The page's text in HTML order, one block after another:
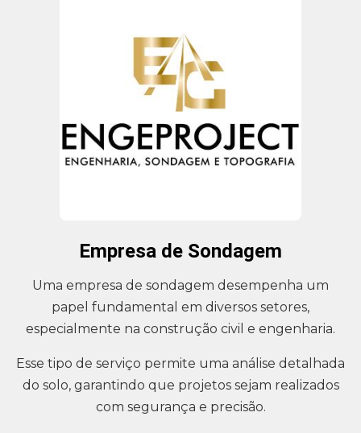
Empresa de Sondagem
Uma empresa de sondagem desempenha um
papel fundamental em diversos setores,
especialmente na construção civil e engenharia.
Esse tipo de serviço permite uma análise detalhada
do solo, garantindo que projetos sejam realizados
com segurança e precisão.